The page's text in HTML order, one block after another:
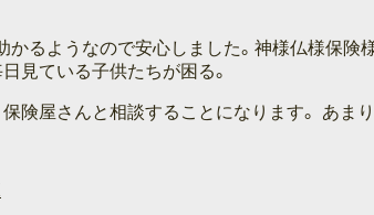
かるようなので安心しました。神様仏様保
見ている子供たちが困る。
険屋さんと相談することになります。 あ